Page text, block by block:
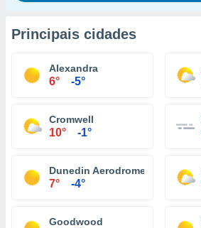
Principais cidades
Alexandra
6° -5°
Cromwell
10° -1°
Dunedin Aerodrome
7° -4°
Goodwood